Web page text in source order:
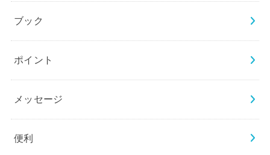
ブック
ポイント
メッセージ
便利